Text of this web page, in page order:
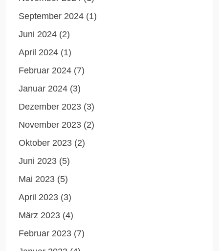
September 2024 (1)
Juni 2024 (2)
April 2024 (1)
Februar 2024 (7)
Januar 2024 (3)
Dezember 2023 (3)
November 2023 (2)
Oktober 2023 (2)
Juni 2023 (5)
Mai 2023 (5)
April 2023 (3)
März 2023 (4)
Februar 2023 (7)